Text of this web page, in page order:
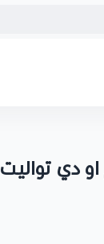
دي تواليت